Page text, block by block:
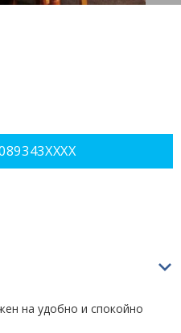
на удобно и спокойно